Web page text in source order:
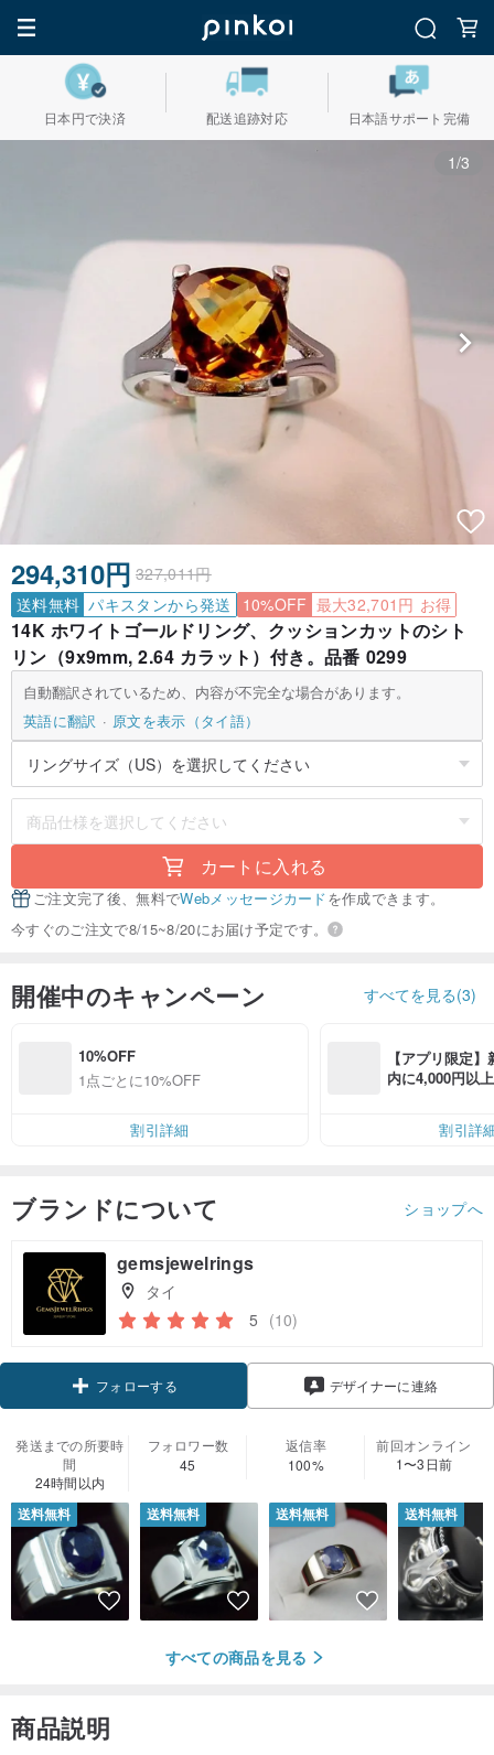
日本円で決済 配送追跡対応 日本語サポート完備
1/3
294,310円 327,011円
送料無料 パキスタンから発送 10%OFF 最大32,701円 お得
14K ホワイトゴールドリング、クッションカットのシト
リン（9x9mm, 2.64 カラット）付き。品番 0299
自動翻訳されているため、内容が不完全な場合があります。
英語に翻訳
原文を表示（タイ語）
カートに入れる
ご注文完了後、無料でWebメッセージカードを作成できます。
今すぐのご注文で8/15~8/20にお届け予定です。
開催中のキャンペーン すべてを見る(3)
10%OFF
1点ごとに10%OFF
割引詳細
【アプリ限定
内に4,000円以
割引詳
ブランドについて ショップへ
gemsjewelrings
タイ
5 (10)
フォローする デザイナーに連絡
発送までの所要時
間
24時間以内
フォロワー数
45
返信率
100%
前回オンライン
1〜3日前
送料無料 送料無料 送料無料 送料無料
すべての商品を見る
商品説明